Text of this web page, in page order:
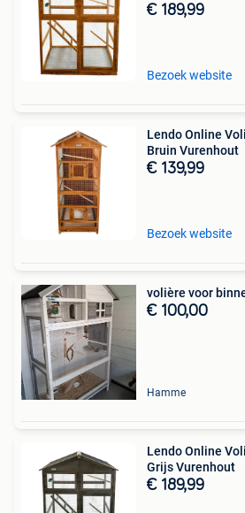
€ 189,99
Bezoek website
Lendo Online
Bruin Vurenhout
€ 139,99
Bezoek website
volière voor
€ 100,00
Hamme
Lendo Online
Grijs Vurenhout
€ 189,99